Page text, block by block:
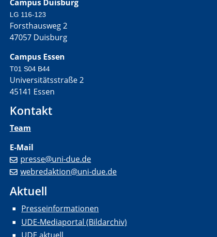
Campus Duisburg
LG 116-123
Forsthausweg 2
47057 Duisburg
Campus Essen
T01 S04 B44
Universitätsstraße 2
45141 Essen
Kontakt
Team
E-Mail
presse@uni-due.de
webredaktion@uni-due.de
Aktuell
Presseinformationen
UDE-Mediaportal (Bildarchiv)